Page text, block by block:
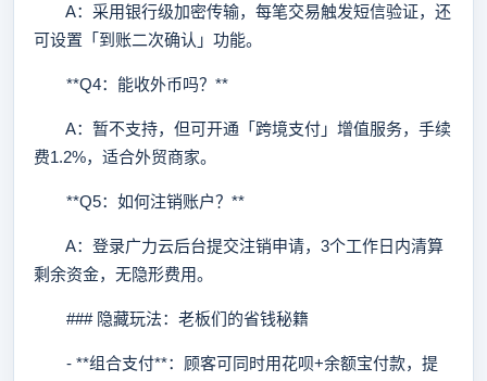
A：采用银行级加密传输，每笔交易触发短信验证，还
可设置「到账二次确认」功能。
**Q4：能收外币吗？**
A：暂不支持，但可开通「跨境支付」增值服务，手续
费1.2%，适合外贸商家。
**Q5：如何注销账户？**
A：登录广力云后台提交注销申请，3个工作日内清算
剩余资金，无隐形费用。
### 隐藏玩法：老板们的省钱秘籍
- **组合支付**：顾客可同时用花呗+余额宝付款，提